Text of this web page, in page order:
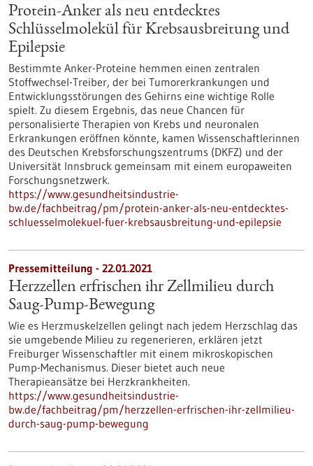
Protein-Anker als neu entdecktes
Schlüsselmolekül für Krebsausbreitung und
Epilepsie
Bestimmte Anker-Proteine hemmen einen zentralen
Stoffwechsel-Treiber, der bei Tumorerkrankungen und
Entwicklungsstörungen des Gehirns eine wichtige Rolle
spielt. Zu diesem Ergebnis, das neue Chancen für
personalisierte Therapien von Krebs und neuronalen
Erkrankungen eröffnen könnte, kamen Wissenschaftlerinnen
des Deutschen Krebsforschungszentrums (DKFZ) und der
Universität Innsbruck gemeinsam mit einem europaweiten
Forschungsnetzwerk.
https://www.gesundheitsindustrie-
bw.de/fachbeitrag/pm/protein-anker-als-neu-entdecktes-
schluesselmolekuel-fuer-krebsausbreitung-und-epilepsie
Pressemitteilung - 22.01.2021
Herzzellen erfrischen ihr Zellmilieu durch
Saug-Pump-Bewegung
Wie es Herzmuskelzellen gelingt nach jedem Herzschlag das
sie umgebende Milieu zu regenerieren, erklären jetzt
Freiburger Wissenschaftler mit einem mikroskopischen
Pump-Mechanismus. Dieser bietet auch neue
Therapieansätze bei Herzkrankheiten.
https://www.gesundheitsindustrie-
bw.de/fachbeitrag/pm/herzzellen-erfrischen-ihr-zellmilieu-
durch-saug-pump-bewegung